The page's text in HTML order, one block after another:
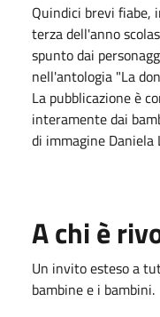
Quindici brevi fiabe,
terza dell'anno
spunto dai
nell'antologia "La
La pubblicazione è
interamente dai
di immagine Daniela
A chi è
Un invito esteso a
bambine e i bambini.